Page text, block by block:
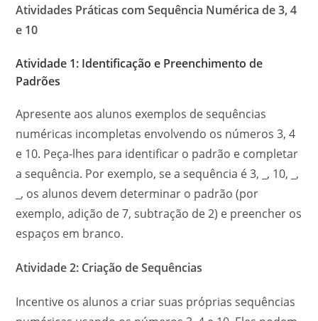
Atividades Práticas com Sequência Numérica de 3, 4
e 10
Atividade 1: Identificação e Preenchimento de
Padrões
Apresente aos alunos exemplos de sequências
numéricas incompletas envolvendo os números 3, 4
e 10. Peça-lhes para identificar o padrão e completar
a sequência. Por exemplo, se a sequência é 3, _, 10, _,
_, os alunos devem determinar o padrão (por
exemplo, adição de 7, subtração de 2) e preencher os
espaços em branco.
Atividade 2: Criação de Sequências
Incentive os alunos a criar suas próprias sequências